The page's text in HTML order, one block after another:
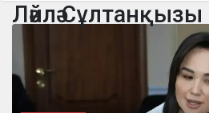
бүгін, 09:44
Еліміздің бірнеше өңірінде ауа
Ләйлә Сұлтанқызы